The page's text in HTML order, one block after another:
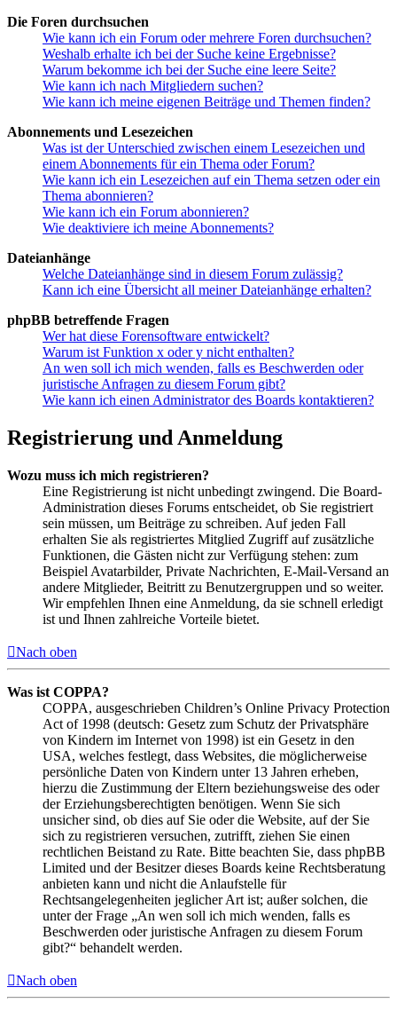
Die Foren durchsuchen
Wie kann ich ein Forum oder mehrere Foren durchsuchen?
Weshalb erhalte ich bei der Suche keine Ergebnisse?
Warum bekomme ich bei der Suche eine leere Seite?
Wie kann ich nach Mitgliedern suchen?
Wie kann ich meine eigenen Beiträge und Themen finden?
Abonnements und Lesezeichen
Was ist der Unterschied zwischen einem Lesezeichen und
einem Abonnements für ein Thema oder Forum?
Wie kann ich ein Lesezeichen auf ein Thema setzen oder ein
Thema abonnieren?
Wie kann ich ein Forum abonnieren?
Wie deaktiviere ich meine Abonnements?
Dateianhänge
Welche Dateianhänge sind in diesem Forum zulässig?
Kann ich eine Übersicht all meiner Dateianhänge erhalten?
phpBB betreffende Fragen
Wer hat diese Forensoftware entwickelt?
Warum ist Funktion x oder y nicht enthalten?
An wen soll ich mich wenden, falls es Beschwerden oder
juristische Anfragen zu diesem Forum gibt?
Wie kann ich einen Administrator des Boards kontaktieren?
Registrierung und Anmeldung
Wozu muss ich mich registrieren?
Eine Registrierung ist nicht unbedingt zwingend. Die Board-
Administration dieses Forums entscheidet, ob Sie registriert
sein müssen, um Beiträge zu schreiben. Auf jeden Fall
erhalten Sie als registriertes Mitglied Zugriff auf zusätzliche
Funktionen, die Gästen nicht zur Verfügung stehen: zum
Beispiel Avatarbilder, Private Nachrichten, E-Mail-Versand an
andere Mitglieder, Beitritt zu Benutzergruppen und so weiter.
Wir empfehlen Ihnen eine Anmeldung, da sie schnell erledigt
ist und Ihnen zahlreiche Vorteile bietet.
Nach oben
Was ist COPPA?
COPPA, ausgeschrieben Children’s Online Privacy Protection
Act of 1998 (deutsch: Gesetz zum Schutz der Privatsphäre
von Kindern im Internet von 1998) ist ein Gesetz in den
USA, welches festlegt, dass Websites, die möglicherweise
persönliche Daten von Kindern unter 13 Jahren erheben,
hierzu die Zustimmung der Eltern beziehungsweise des oder
der Erziehungsberechtigten benötigen. Wenn Sie sich
unsicher sind, ob dies auf Sie oder die Website, auf der Sie
sich zu registrieren versuchen, zutrifft, ziehen Sie einen
rechtlichen Beistand zu Rate. Bitte beachten Sie, dass phpBB
Limited und der Besitzer dieses Boards keine Rechtsberatung
anbieten kann und nicht die Anlaufstelle für
Rechtsangelegenheiten jeglicher Art ist; außer solchen, die
unter der Frage „An wen soll ich mich wenden, falls es
Beschwerden oder juristische Anfragen zu diesem Forum
gibt?“ behandelt werden.
Nach oben